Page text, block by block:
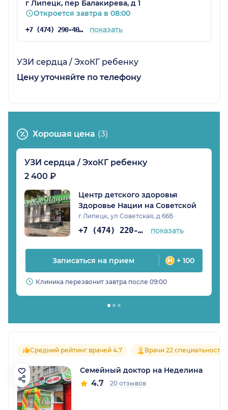
г Липецк, пер Балакирева, д 1
Откроется завтра в 08:00
+7 (474) 290-40-50 показать
УЗИ сердца / ЭхоКГ ребенку
Цену уточняйте по телефону
Хорошая цена (3)
УЗИ сердца / ЭхоКГ ребенку
2 400 ₽
Центр детского здоровья
Здоровье Нации на Советской
г Липецк, ул Советская, д 66Б
+7 (474) 220-13-86 показать
Записаться на прием + 100
Клиника перезвонит завтра после 09:00
Средний рейтинг врачей 4.7 Врачи 22 специальностей
Семейный доктор на Неделина
4.7 20 отзывов